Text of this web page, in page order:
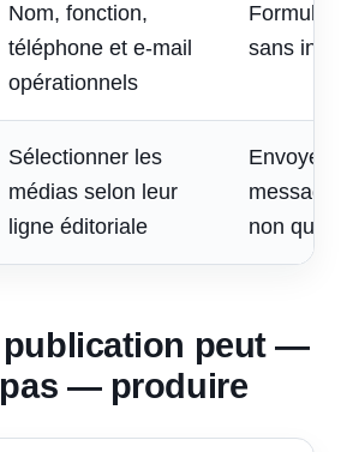
Nom, fonction,
téléphone et e-mail
opérationnels
sans
Sélectionner les
médias selon leur
ligne éditoriale
Envoyer
non
publication peut —
— produire